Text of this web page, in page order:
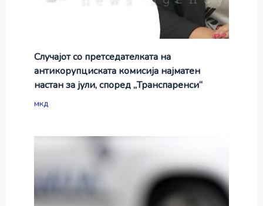
Случајот со претседателката на
антикорупциската комисија најматен
настан за јули, според „Транспаренси“
мкд